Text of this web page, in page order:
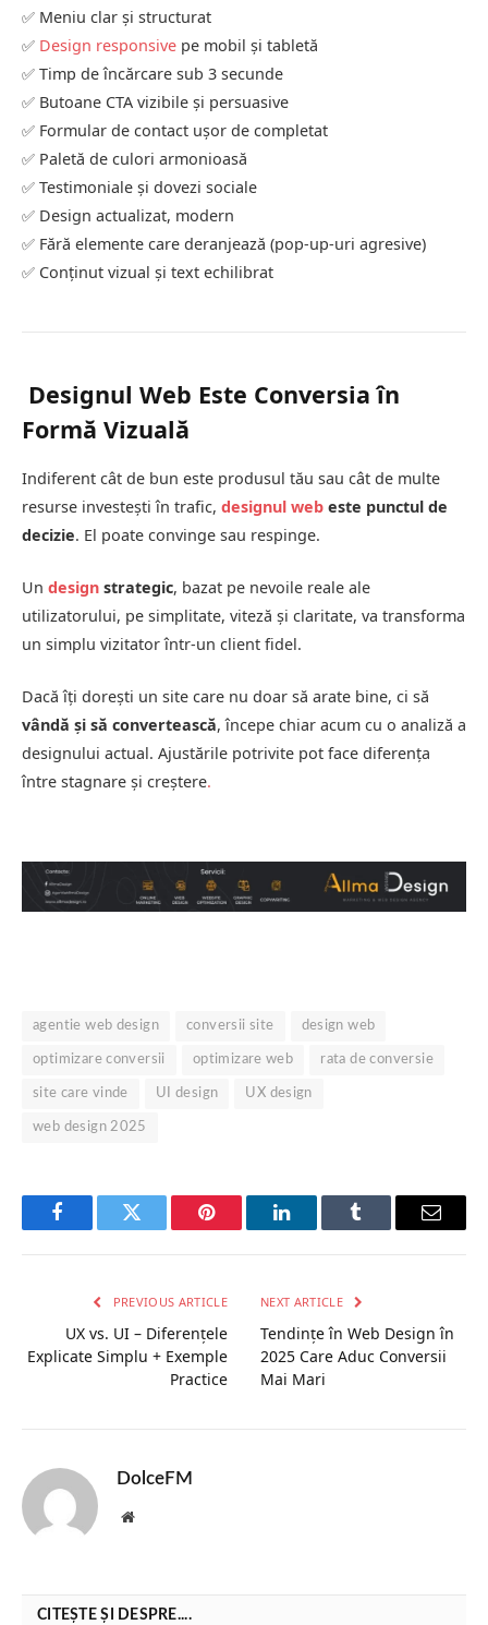
✅ Meniu clar și structurat
✅ Design responsive pe mobil și tabletă
✅ Timp de încărcare sub 3 secunde
✅ Butoane CTA vizibile și persuasive
✅ Formular de contact ușor de completat
✅ Paletă de culori armonioasă
✅ Testimoniale și dovezi sociale
✅ Design actualizat, modern
✅ Fără elemente care deranjează (pop-up-uri agresive)
✅ Conținut vizual și text echilibrat
Designul Web Este Conversia în
Formă Vizuală
Indiferent cât de bun este produsul tău sau cât de multe
resurse investești în trafic, designul web este punctul de
decizie. El poate convinge sau respinge.
Un design strategic, bazat pe nevoile reale ale
utilizatorului, pe simplitate, viteză și claritate, va transforma
un simplu vizitator într-un client fidel.
Dacă îți dorești un site care nu doar să arate bine, ci să
vândă și să convertească, începe chiar acum cu o analiză a
designului actual. Ajustările potrivite pot face diferența
între stagnare și creștere.
agentie web design conversii site design web
optimizare conversii optimizare web rata de conversie
site care vinde UI design UX design
web design 2025
FacebookTwitter Pinterest LinkedInTumblr Email
PREVIOUS ARTICLE
UX vs. UI – Diferențele
Explicate Simplu + Exemple
Practice
NEXT ARTICLE
Tendințe în Web Design în
2025 Care Aduc Conversii
Mai Mari
DolceFM
Website
CITEȘTE ȘI DESPRE....